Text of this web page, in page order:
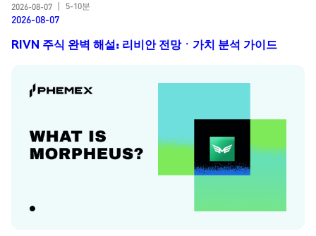
2026-08-07
5-10분
2026-08-07
RIVN 주식 완벽 해설: 리비안 전망ㆍ가치 분석 가이드